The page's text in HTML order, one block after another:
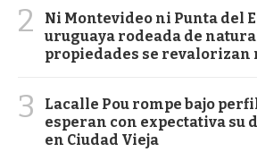
2
Ni Montevideo ni Punta del
uruguaya rodeada de
propiedades se revalorizan
3
Lacalle Pou rompe bajo
esperan con expectativa su
en Ciudad Vieja